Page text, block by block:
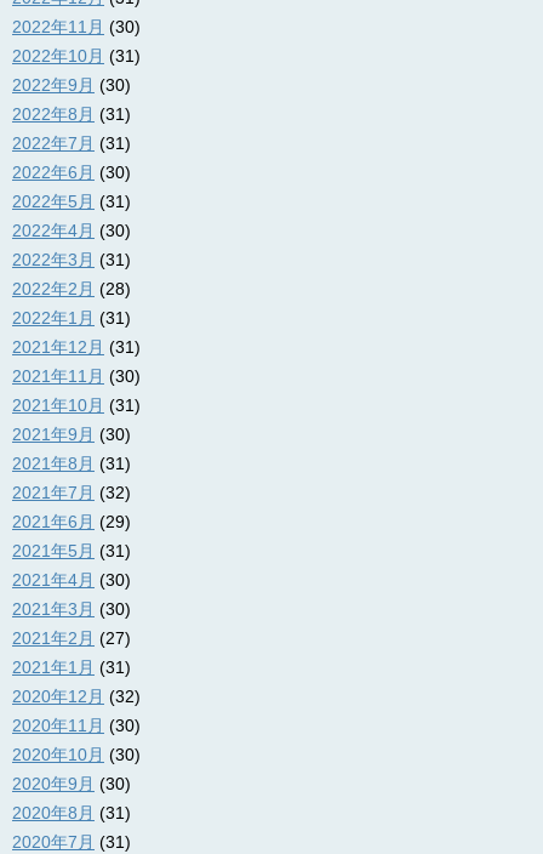
2022年11月 (30)
2022年10月 (31)
2022年9月 (30)
2022年8月 (31)
2022年7月 (31)
2022年6月 (30)
2022年5月 (31)
2022年4月 (30)
2022年3月 (31)
2022年2月 (28)
2022年1月 (31)
2021年12月 (31)
2021年11月 (30)
2021年10月 (31)
2021年9月 (30)
2021年8月 (31)
2021年7月 (32)
2021年6月 (29)
2021年5月 (31)
2021年4月 (30)
2021年3月 (30)
2021年2月 (27)
2021年1月 (31)
2020年12月 (32)
2020年11月 (30)
2020年10月 (30)
2020年9月 (30)
2020年8月 (31)
2020年7月 (31)